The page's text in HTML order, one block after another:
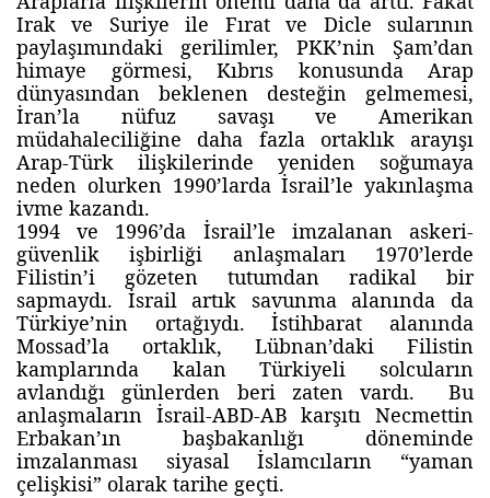
Irak ve Suriye ile Fırat ve Dicle sularının
paylaşımındaki gerilimler, PKK’nin Şam’dan
himaye görmesi, Kıbrıs konusunda Arap
dünyasından beklenen desteğin gelmemesi,
İran’la nüfuz savaşı ve Amerikan
müdahaleciliğine daha fazla ortaklık arayışı
Arap-Türk ilişkilerinde yeniden soğumaya
neden olurken 1990’larda İsrail’le yakınlaşma
ivme kazandı.
1994 ve 1996’da İsrail’le imzalanan askeri-
güvenlik işbirliği anlaşmaları 1970’lerde
Filistin’i gözeten tutumdan radikal bir
sapmaydı. İsrail artık savunma alanında da
Türkiye’nin ortağıydı. İstihbarat alanında
Mossad’la ortaklık, Lübnan’daki Filistin
kamplarında kalan Türkiyeli solcuların
avlandığı günlerden beri zaten vardı. Bu
anlaşmaların İsrail-ABD-AB karşıtı Necmettin
Erbakan’ın başbakanlığı döneminde
imzalanması siyasal İslamcıların “yaman
çelişkisi” olarak tarihe geçti.